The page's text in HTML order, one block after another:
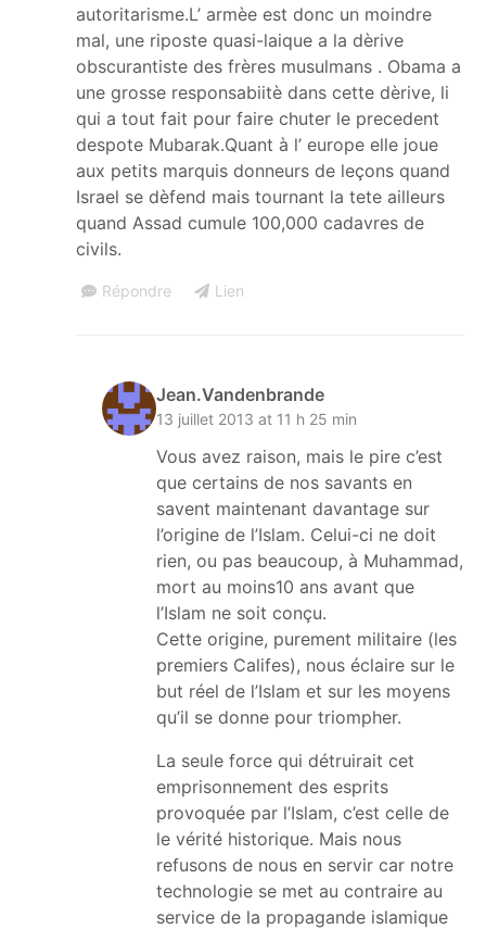
autoritarisme.L’ armèe est donc un moindre
mal, une riposte quasi-laique a la dèrive
obscurantiste des frères musulmans . Obama a
une grosse responsabiitè dans cette dèrive, li
qui a tout fait pour faire chuter le precedent
despote Mubarak.Quant à l’ europe elle joue
aux petits marquis donneurs de leçons quand
Israel se dèfend mais tournant la tete ailleurs
quand Assad cumule 100,000 cadavres de
civils.
Répondre Lien
Jean.Vandenbrande
13 juillet 2013 at 11 h 25 min
Vous avez raison, mais le pire c’est
que certains de nos savants en
savent maintenant davantage sur
l’origine de l’Islam. Celui-ci ne doit
rien, ou pas beaucoup, à Muhammad,
mort au moins10 ans avant que
l’Islam ne soit conçu.
Cette origine, purement militaire (les
premiers Califes), nous éclaire sur le
but réel de l’Islam et sur les moyens
qu’il se donne pour triompher.
La seule force qui détruirait cet
emprisonnement des esprits
provoquée par l’Islam, c’est celle de
le vérité historique. Mais nous
refusons de nous en servir car notre
technologie se met au contraire au
service de la propagande islamique